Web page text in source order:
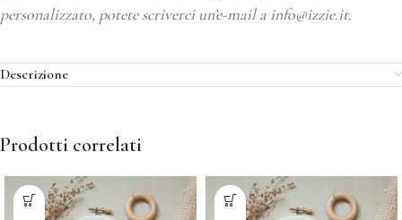
personalizzato, potete scriverci un’e-mail a info@izzie.it.
Descrizione
Prodotti correlati